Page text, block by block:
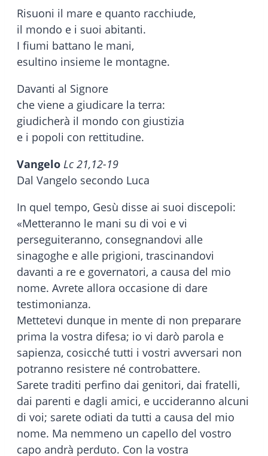
Risuoni il mare e quanto racchiude,
il mondo e i suoi abitanti.
I fiumi battano le mani,
esultino insieme le montagne.
Davanti al Signore
che viene a giudicare la terra:
giudicherà il mondo con giustizia
e i popoli con rettitudine.
Vangelo Lc 21,12-19
Dal Vangelo secondo Luca
In quel tempo, Gesù disse ai suoi discepoli:
«Metteranno le mani su di voi e vi
perseguiteranno, consegnandovi alle
sinagoghe e alle prigioni, trascinandovi
davanti a re e governatori, a causa del mio
nome. Avrete allora occasione di dare
testimonianza.
Mettetevi dunque in mente di non preparare
prima la vostra difesa; io vi darò parola e
sapienza, cosicché tutti i vostri avversari non
potranno resistere né controbattere.
Sarete traditi perfino dai genitori, dai fratelli,
dai parenti e dagli amici, e uccideranno alcuni
di voi; sarete odiati da tutti a causa del mio
nome. Ma nemmeno un capello del vostro
capo andrà perduto. Con la vostra